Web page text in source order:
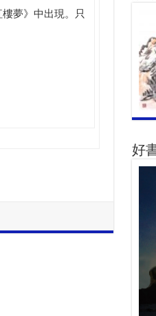
夢》中出現。只
好